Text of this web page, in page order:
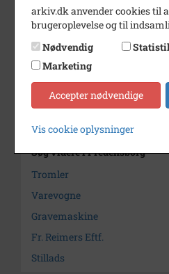
Dateringsnote
Fotograf
Ukendt
Størrelse
13 x 24
Arkiv
Kontakt arkivet
Søg videre i Fredensborg
Tromler
Varevogne
Gravemaskine
Fr. Reimers Eftf.
Stillads
arkiv.dk anvender cookies til
brugeroplevelse og til
Nødvendig
Marketing
Accepter nødvendige
Vis cookie oplysninger